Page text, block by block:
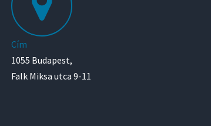
Cím
1055 Budapest,
Falk Miksa utca 9-11